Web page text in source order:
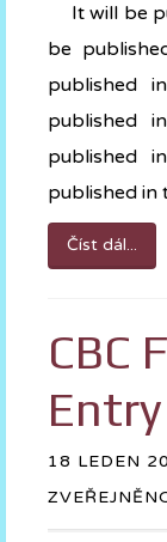
It will be
be
published
published
published
published in
Číst dál...
CBC
18 LEDEN